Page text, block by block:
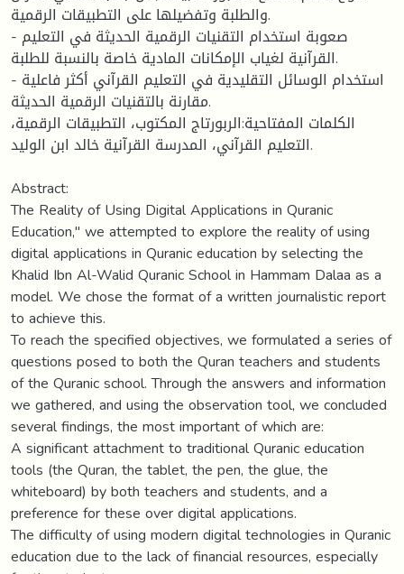
والطلبة وتفضيلها على التطبيقات الرقمية.
- صعوبة استخدام التقنيات الرقمية الحديثة في التعليم
القرآنية لغياب الإمكانات المادية خاصة بالنسبة للطلبة.
- استخدام الوسائل التقليدية في التعليم القرآني أكثر فاعلية
مقارنة بالتقنيات الرقمية الحديثة.
الكلمات المفتاحية:الربورتاج المكتوب، التطبيقات الرقمية،
التعليم القرآني، المدرسة القرآنية خالد ابن الوليد.
Abstract:
The Reality of Using Digital Applications in Quranic
Education," we attempted to explore the reality of using
digital applications in Quranic education by selecting the
Khalid Ibn Al-Walid Quranic School in Hammam Dalaa as a
model. We chose the format of a written journalistic report
to achieve this.
To reach the specified objectives, we formulated a series of
questions posed to both the Quran teachers and students
of the Quranic school. Through the answers and information
we gathered, and using the observation tool, we concluded
several findings, the most important of which are:
A significant attachment to traditional Quranic education
tools (the Quran, the tablet, the pen, the glue, the
whiteboard) by both teachers and students, and a
preference for these over digital applications.
The difficulty of using modern digital technologies in Quranic
education due to the lack of financial resources, especially